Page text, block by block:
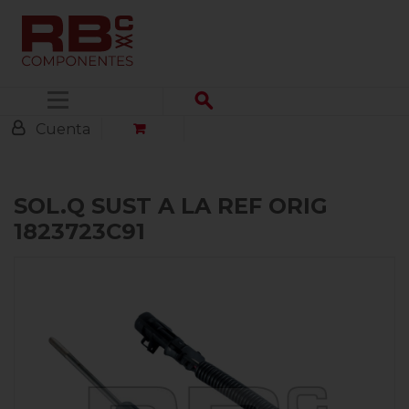
Cuenta
SOL.Q SUST A LA REF ORIG
1823723C91